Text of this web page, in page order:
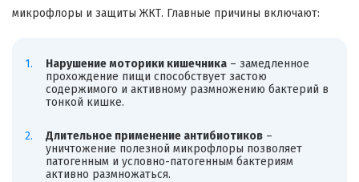
микрофлоры и защиты ЖКТ. Главные причины включают:
Нарушение моторики кишечника– замедленное
прохождение пищи способствует застою
содержимого и активному размножению бактерий в
тонкой кишке.
Длительное применение антибиотиков–
уничтожение полезной микрофлоры позволяет
патогенным и условно-патогенным бактериям
активно размножаться.